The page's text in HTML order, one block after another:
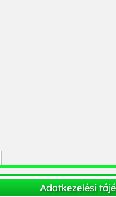
Adatkezelési